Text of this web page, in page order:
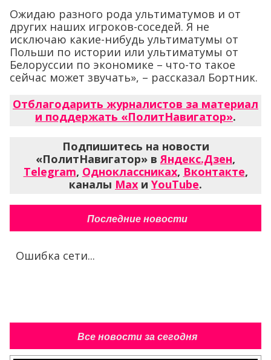
Ожидаю разного рода ультиматумов и от
других наших игроков-соседей. Я не
исключаю какие-нибудь ультиматумы от
Польши по истории или ультиматумы от
Белоруссии по экономике – что-то такое
сейчас может звучать», – рассказал Бортник.
Отблагодарить журналистов за материал
и поддержать «ПолитНавигатор».
Подпишитесь на новости
«ПолитНавигатор» вЯндекс.Дзен,
Telegram, Одноклассниках, Вконтакте,
каналы Max и YouTube.
Последние новости
Ошибка сети...
Все новости за сегодня